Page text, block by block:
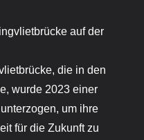
auf der
die in den
wurde 2023 einer
um ihre
für die Zukunft zu